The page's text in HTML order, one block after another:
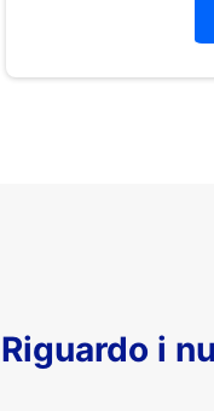
Riguardo i